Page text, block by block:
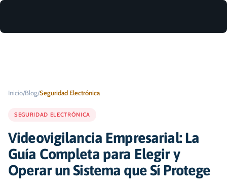
Inicio/Blog/Seguridad Electrónica
SEGURIDAD ELECTRÓNICA
Videovigilancia Empresarial: La
Guía Completa para Elegir y
Operar un Sistema que Sí Protege